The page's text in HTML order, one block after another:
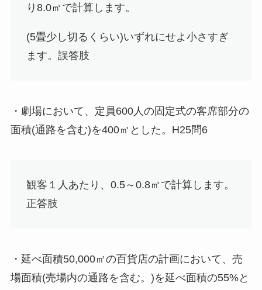
り8.0㎡で計算します。
(5畳少し切るくらい)いずれにせよ小さすぎ
ます。 誤答肢
・劇場において、定員600人の固定式の客席部分の
面積(通路を含む)を400㎡とした。H25問6
観客１人あたり、0.5～0.8㎡で計算します。
正答肢
・延べ面積50,000㎡の百貨店の計画において、売
場面積(売場内の通路を含む。)を延べ面積の55%と